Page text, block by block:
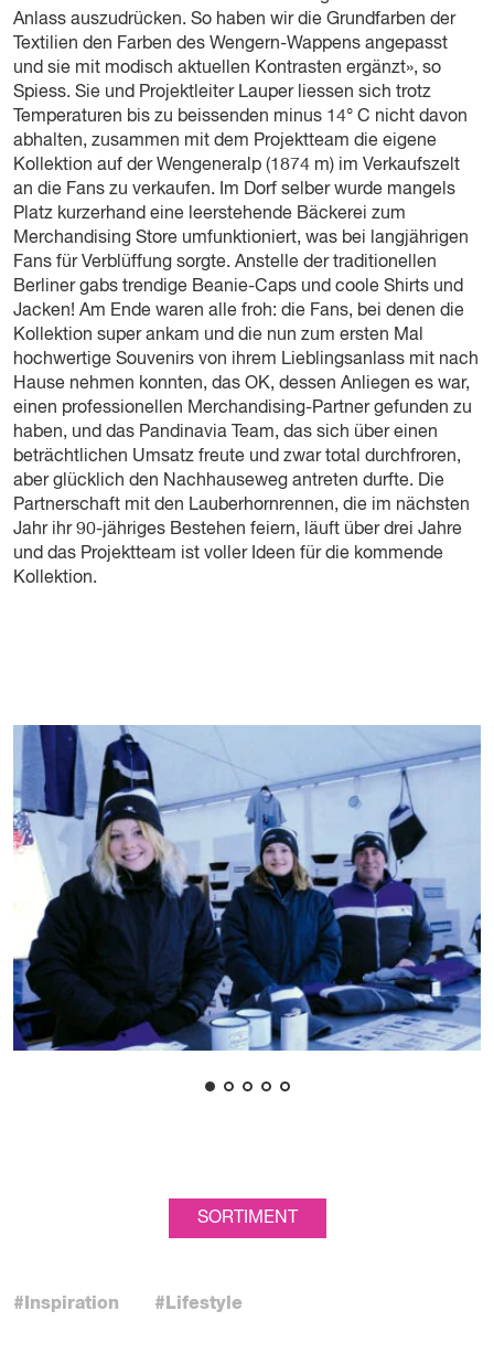
Anlass auszudrücken. So haben wir die Grundfarben der
Textilien den Farben des Wengern-Wappens angepasst
und sie mit modisch aktuellen Kontrasten ergänzt», so
Spiess. Sie und Projektleiter Lauper liessen sich trotz
Temperaturen bis zu beissenden minus 14° C nicht davon
abhalten, zusammen mit dem Projektteam die eigene
Kollektion auf der Wengeneralp (1874 m) im Verkaufszelt
an die Fans zu verkaufen. Im Dorf selber wurde mangels
Platz kurzerhand eine leerstehende Bäckerei zum
Merchandising Store umfunktioniert, was bei langjährigen
Fans für Verblüffung sorgte. Anstelle der traditionellen
Berliner gabs trendige Beanie-Caps und coole Shirts und
Jacken! Am Ende waren alle froh: die Fans, bei denen die
Kollektion super ankam und die nun zum ersten Mal
hochwertige Souvenirs von ihrem Lieblingsanlass mit nach
Hause nehmen konnten, das OK, dessen Anliegen es war,
einen professionellen Merchandising-Partner gefunden zu
haben, und das Pandinavia Team, das sich über einen
beträchtlichen Umsatz freute und zwar total durchfroren,
aber glücklich den Nachhauseweg antreten durfte. Die
Partnerschaft mit den Lauberhornrennen, die im nächsten
Jahr ihr 90-jähriges Bestehen feiern, läuft über drei Jahre
und das Projektteam ist voller Ideen für die kommende
Kollektion.
SORTIMENT
#Inspiration #Lifestyle